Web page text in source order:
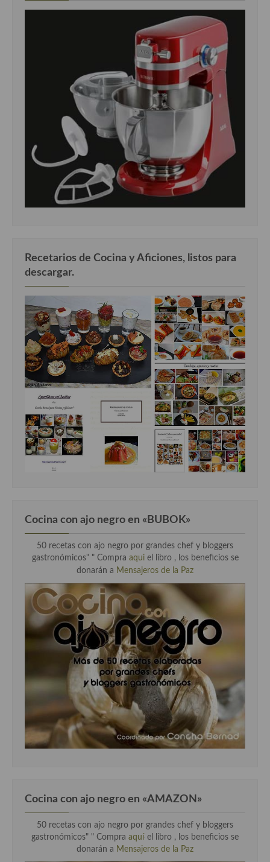
Recetarios de Cocina y Aficiones, listos para
descargar.
Cocina con ajo negro en «BUBOK»
50 recetas con ajo negro por grandes chef y bloggers
gastronómicos" " Compra aqui el libro , los beneficios se
donarán a Mensajeros de la Paz
Cocina con ajo negro en «AMAZON»
50 recetas con ajo negro por grandes chef y bloggers
gastronómicos" " Compra aquí el libro , los beneficios se
donarán a Mensajeros de la Paz